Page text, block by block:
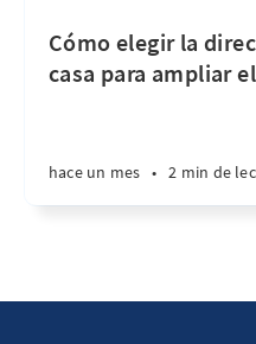
Cómo elegir la
casa para ampliar
hace un mes • 2 min de